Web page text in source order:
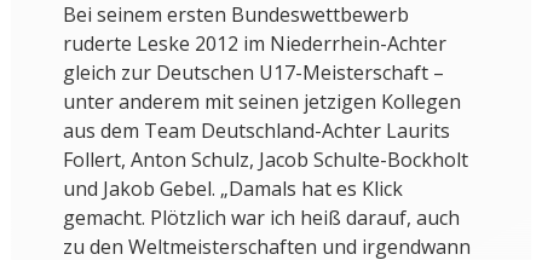
Bei seinem ersten Bundeswettbewerb
ruderte Leske 2012 im Niederrhein-Achter
gleich zur Deutschen U17-Meisterschaft –
unter anderem mit seinen jetzigen Kollegen
aus dem Team Deutschland-Achter Laurits
Follert, Anton Schulz, Jacob Schulte-Bockholt
und Jakob Gebel. „Damals hat es Klick
gemacht. Plötzlich war ich heiß darauf, auch
zu den Weltmeisterschaften und irgendwann